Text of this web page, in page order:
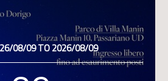
08/09 TO 2026/08/09